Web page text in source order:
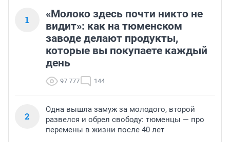
1
«Молоко здесь почти никто не
видит»: как на тюменском
заводе делают продукты,
которые вы покупаете каждый
день
97 777 144
2
Одна вышла замуж за молодого, второй
развелся и обрел свободу: тюменцы — про
перемены в жизни после 40 лет